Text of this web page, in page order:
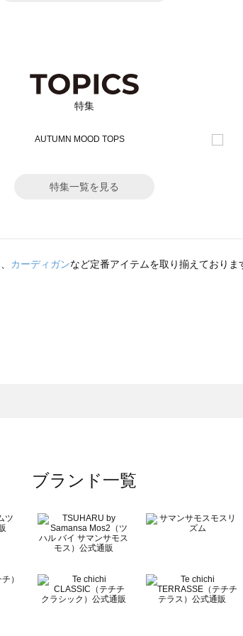
特集
特集一覧を見る
、 カーディガンなど定番アイテムを取り揃えておりま
ブランド一覧